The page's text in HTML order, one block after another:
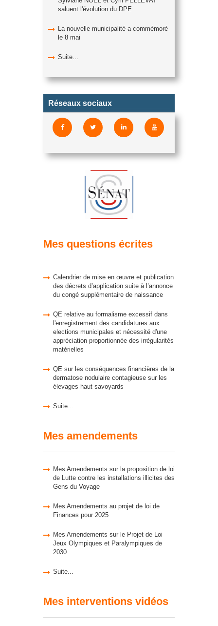
saluent l'évolution du DPE
La nouvelle municipalité a commémoré
le 8 mai
Suite...
Réseaux sociaux
Mes questions écrites
Calendrier de mise en œuvre et publication
des décrets d’application suite à l’annonce
du congé supplémentaire de naissance
QE relative au formalisme excessif dans
l'enregistrement des candidatures aux
elections municipales et nécessité d'une
appréciation proportionnée des irrégularités
matérielles
QE sur les conséquences financières de la
dermatose nodulaire contagieuse sur les
élevages haut-savoyards
Suite...
Mes amendements
Mes Amendements sur la proposition de loi
de Lutte contre les installations illicites des
Gens du Voyage
Mes Amendements au projet de loi de
Finances pour 2025
Mes Amendements sur le Projet de Loi
Jeux Olympiques et Paralympiques de
2030
Suite...
Mes interventions vidéos